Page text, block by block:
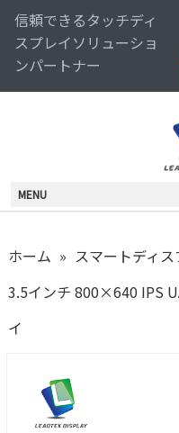
信頼できるタッチディ
スプレイソリューショ
ンパートナー
MENU
ホーム » スマートディス
3.5インチ 800×640 IPS
イ